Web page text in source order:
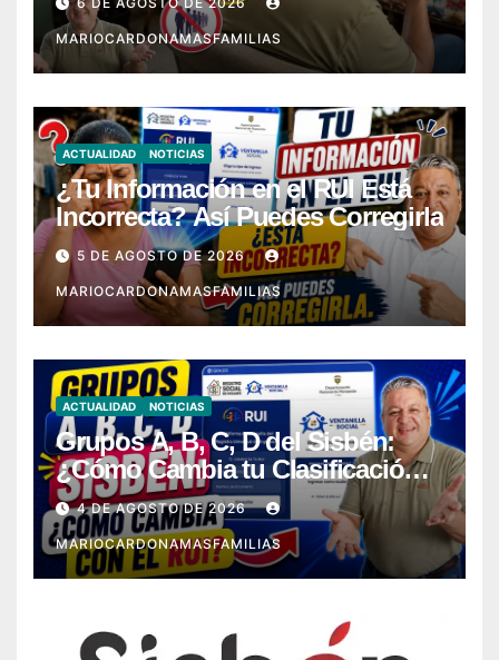
MARIOCARDONAMASFAMILIAS
ACTUALIDAD NOTICIAS
¿Tu Información en el RUI Está
Incorrecta? Así Puedes Corregirla
5 DE AGOSTO DE 2026
MARIOCARDONAMASFAMILIAS
ACTUALIDAD NOTICIAS
Grupos A, B, C, D del Sisbén:
¿Cómo Cambia tu Clasificación
con el RUI?
4 DE AGOSTO DE 2026
MARIOCARDONAMASFAMILIAS